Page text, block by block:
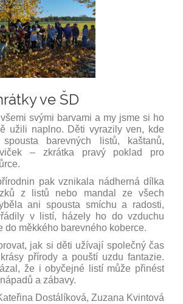
ve ŠD
svými barvami a my jsme si ho
užili naplno. Děti vyrazily ven, kde
barevných listů, kaštanů,
– zkrátka pravý poklad pro
pak vznikala nádherná dílka
z listů nebo mandal ze všech
ani spousta smíchu a radosti,
v listí, házely ho do vzduchu
do měkkého barevného koberce.
jak si děti užívají společný čas
přírody a pouští uzdu fantazie.
že i obyčejné listí může přinést
a zábavy.
Dostálíková, Zuzana Kvintová